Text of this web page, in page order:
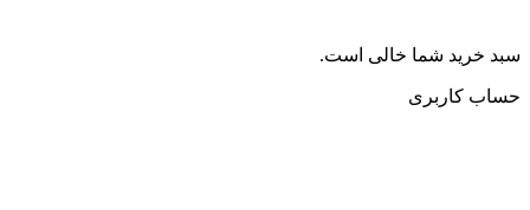
سبد خرید شما خالی است.
حساب کاربری